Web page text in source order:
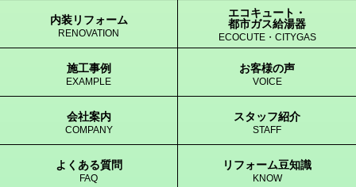
内装リフォーム
RENOVATION
エコキュート・
都市ガス給湯器
ECOCUTE・CITYGAS
施工事例
EXAMPLE
お客様の声
VOICE
会社案内
COMPANY
スタッフ紹介
STAFF
よくある質問
FAQ
リフォーム豆知識
KNOW